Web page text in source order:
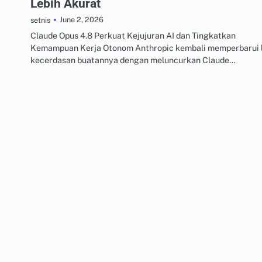
Lebih Akurat
setnis June 2, 2026
Claude Opus 4.8 Perkuat Kejujuran AI dan Tingkatkan
Kemampuan Kerja Otonom Anthropic kembali memperbarui
kecerdasan buatannya dengan meluncurkan Claude…